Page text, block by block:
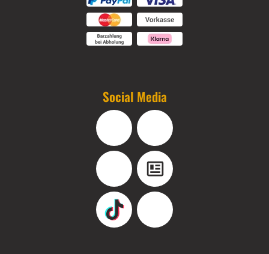
Social Media
Facebook Instagram
YouTube Blog
TikTok Pinterest